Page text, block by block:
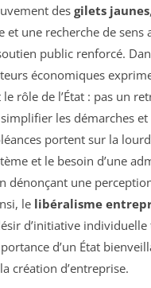
des gilets jaunes
et une recherche de
public renforcé.
économiques
rôle de l’État : pas un
les démarches
portent sur la
et le besoin d’une
dénonçant une
le libéralisme
d’initiative individuelle
d’un État
création d’entreprise.